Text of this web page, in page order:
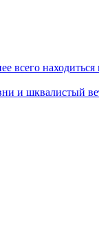
всего
и шквалистый